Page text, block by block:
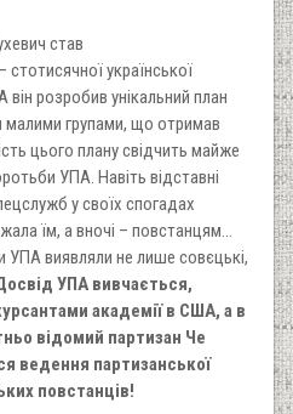
став
української
розробив унікальний план
малими групами, що отримав
цього плану свідчить майже
УПА. Навіть відставні
у своїх спогадах
їм, а вночі – повстанцям...
УПА виявляли не лише совєцькі,
УПА вивчається,
академії в США, а в
відомий партизан Че
ведення партизанської
повстанців!